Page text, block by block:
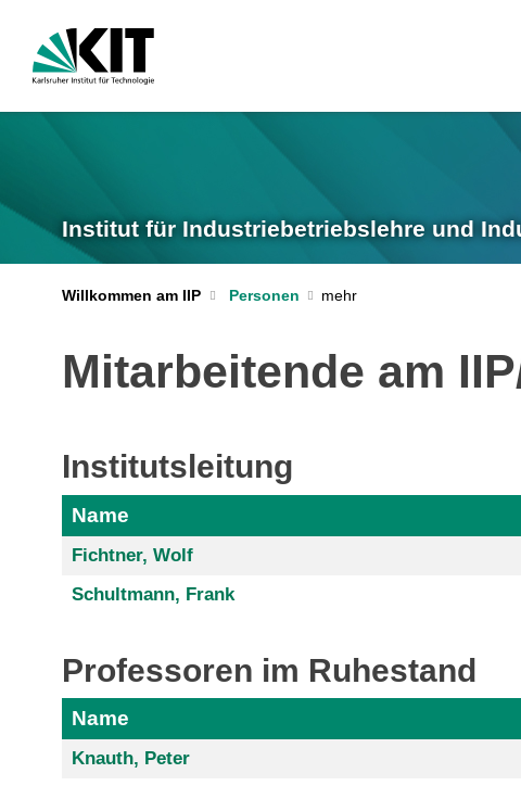
Institut für Industriebetriebslehre und
Willkommen am IIP Personen
Mitarbeitende am
Institutsleitung
Name
Fichtner, Wolf
Schultmann, Frank
Professoren im Ruhestand
Name
Knauth, Peter